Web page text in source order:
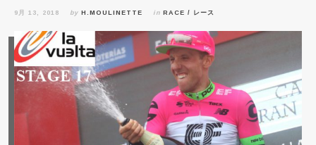
9月 13, 2018 by H.MOULINETTE in RACE / レース